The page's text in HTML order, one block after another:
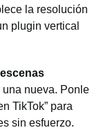
la resolución
plugin vertical
nueva. Ponle
TikTok” para
sin esfuerzo.